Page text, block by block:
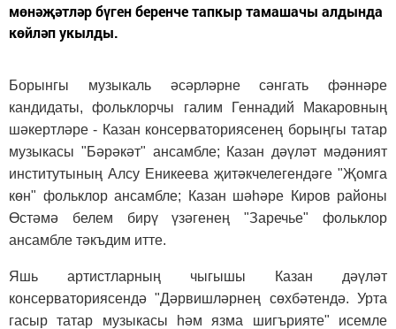
мөнәҗәтләр бүген беренче тапкыр тамашачы алдында
көйләп укылды.
Борынгы музыкаль әсәрләрне сәнгать фәннәре
кандидаты, фольклорчы галим Геннадий Макаровның
шәкертләре - Казан консерваториясенең борыңгы татар
музыкасы "Бәрәкәт" ансамбле; Казан дәүләт мәдәният
институтының Алсу Еникеева җитәкчелегендәге "Җомга
көн" фольклор ансамбле; Казан шәһәре Киров районы
Өстәмә белем бирү үзәгенең "Заречье" фольклор
ансамбле тәкъдим итте.
Яшь артистларның чыгышы Казан дәүләт
консерваториясендә "Дәрвишләрнең сөхбәтендә. Урта
гасыр татар музыкасы һәм язма шигърияте" исемле